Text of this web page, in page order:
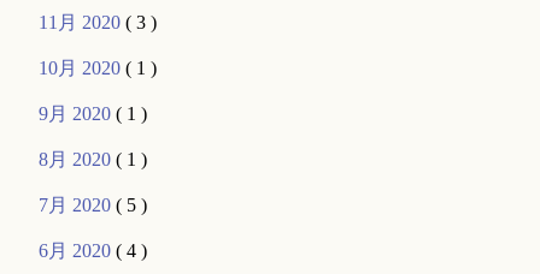
11月 2020( 3 )
10月 2020( 1 )
9月 2020( 1 )
8月 2020( 1 )
7月 2020( 5 )
6月 2020( 4 )